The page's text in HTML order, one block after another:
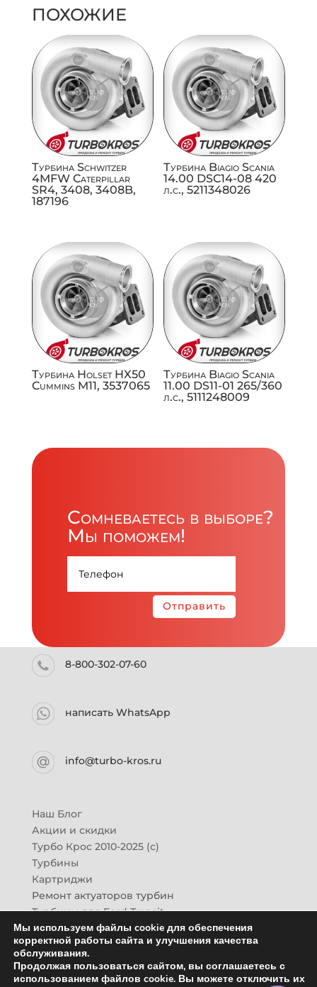
ПОХОЖИЕ
Турбина Schwitzer
4MFW Caterpillar
SR4, 3408, 3408B,
187196
Турбина Biagio Scania
14.00 DSC14-08 420
л.с., 5211348026
Турбина Holset HX50
Cummins M11, 3537065
Турбина Biagio Scania
11.00 DS11-01 265/360
л.с., 5111248009
Сомневаетесь в выборе?
Мы поможем!
Отправить
8-800-302-07-60
написать WhatsApp
info@turbo-kros.ru
Наш Блог
Акции и скидки
Турбо Крос 2010-2025 (с)
Турбины
Картриджи
Ремонт актуаторов турбин
Турбины для Ford Transit
Турбины для Mazda CX-7
Картридж для ГАЗон-Next
Турбины HINO (Хино)
Купить новую турбину
Мы используем файлы cookie для обеспечения
корректной работы сайта и улучшения качества
обслуживания.
Продолжая пользоваться сайтом, вы соглашаетесь с
использованием файлов cookie. Вы можете отключить их